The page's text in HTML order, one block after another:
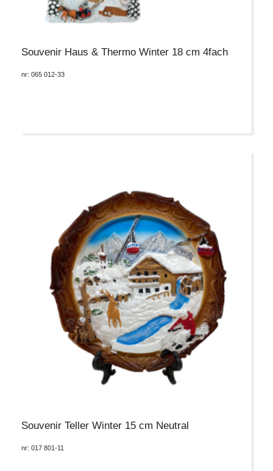
Souvenir Haus & Thermo Winter 18 cm 4fach
nr: 065 012-33
Souvenir Teller Winter 15 cm Neutral
nr: 017 801-11